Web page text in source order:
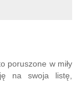
poruszone w miły
na swoja listę,